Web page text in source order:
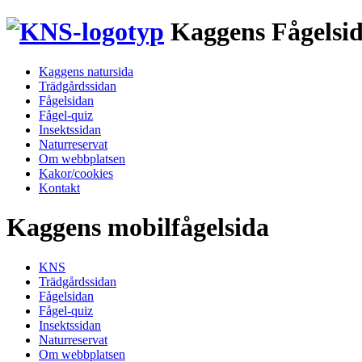
Kaggens
Kaggens natursida
Trädgårdssidan
Fågelsidan
Fågel-quiz
Insektssidan
Naturreservat
Om webbplatsen
Kakor/cookies
Kontakt
Kaggens mobilfågelsida
KNS
Trädgårdssidan
Fågelsidan
Fågel-quiz
Insektssidan
Naturreservat
Om webbplatsen